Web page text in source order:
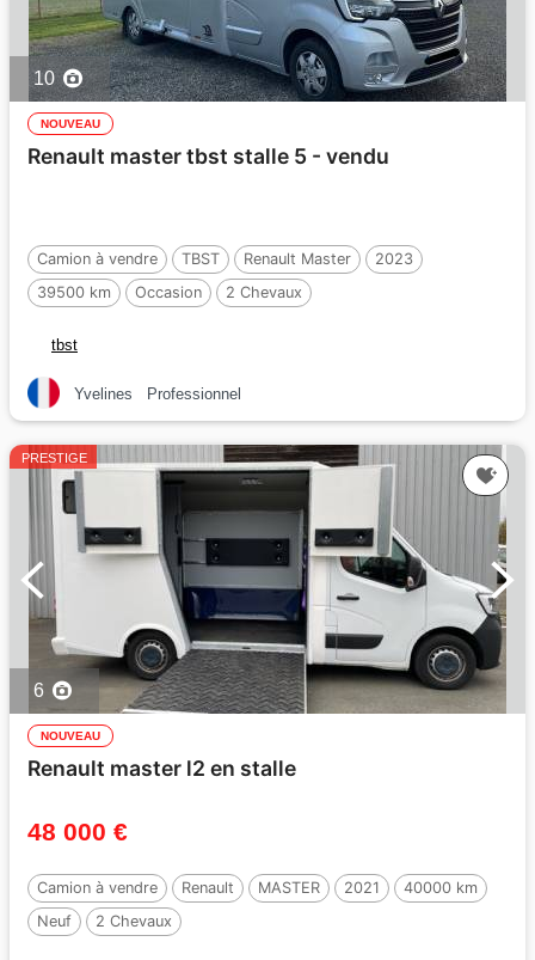
10
NOUVEAU
Renault master tbst stalle 5 - vendu
Camion à vendre TBST Renault Master
2023
39500 km
Occasion 2 Chevaux
tbst
Yvelines Professionnel
PRESTIGE
6
NOUVEAU
Renault master l2 en stalle
48 000 €
Camion à vendre Renault MASTER 2021
40000 km
Neuf
2 Chevaux